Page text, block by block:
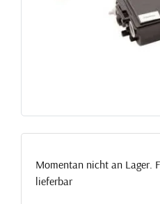
Momentan nicht an Lager.
lieferbar